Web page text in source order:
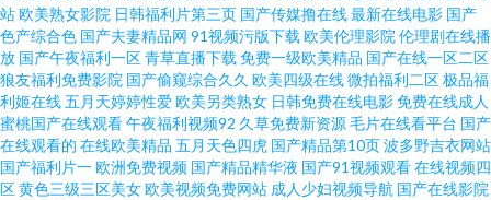
成人网站 色淫综合综合天天 美女爱爱爱黄 黄色仓库网站入口 99国产精品综
合 91草13 国产AV福利第一精品导航 午夜桃色 欧美黑白配 国产一区久久精品
成人性交黄色片免费看 91黄色电影 久久狠狠亚洲综合 亚色蜜桃精品 日韩乱
伦性爱视频 老湿机免费直播视频 国产好视频网站 91制作天麻厂 性交剧场午
站欧美熟女影院 日韩福利片第三页 国产传媒撸在线最新在线电影 国产
色产综合色 国产夫妻精品网 91视频污版下载 欧美伦理影院 伦理剧在线播
放 国产午夜福利一区青草直播下载 免费一级欧美精品 国产在线一区二区
狼友福利免费影院 国产偷窥综合久久 欧美四级在线微拍福利二区极品福
利姬在线五月天婷婷性爱欧美另类熟女 日韩免费在线电影免费在线成人
蜜桃国产在线观看午夜福利视频92 久草免费新资源毛片在线看平台 国产
在线观看的 在线欧美精品 五月天色四虎 国产精品第10页波多野吉衣网站
国产福利片一欧洲免费视频 国产精品精华液 国产91视频观看在线视频四
区黄色三级三区美女欧美视频免费网站 成人少妇视频导航 国产在线影院